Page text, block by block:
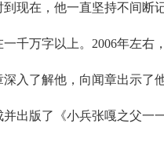
现在，他一直坚持不间断
千万字以上。2006年左右
入了解他，向闻章出示了
出版了《小兵张嘎之父一